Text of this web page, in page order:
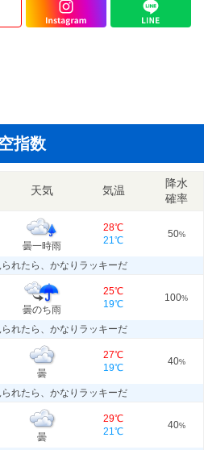
指数
天気 気温
降水
確率
曇一時雨
28℃
21℃
50%
られたら、かなりラッキーだ
曇のち雨
25℃
19℃
100%
られたら、かなりラッキーだ
曇
27℃
19℃
40%
られたら、かなりラッキーだ
曇
29℃
21℃
40%